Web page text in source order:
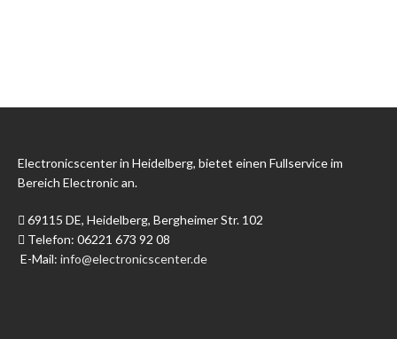
Electronicscenter in Heidelberg, bietet einen Fullservice im
Bereich Electronic an.
69115 DE, Heidelberg, Bergheimer Str. 102
Telefon: 06221 673 92 08
E-Mail:info@electronicscenter.de